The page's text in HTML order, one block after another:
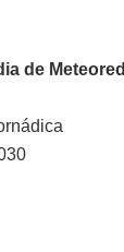
de Meteored